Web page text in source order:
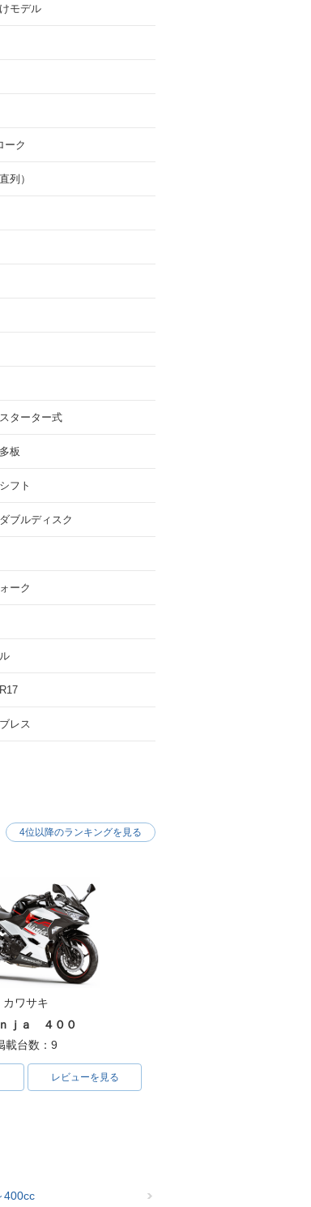
RT Edition・カラーチェ
モデル
ーク
列）
ターター式
板
フト
ブルディスク
ーク
レス
カワサキ
ｊａ ４００
載台数：9
レビューを見る
4位以降のランキングを見る
400cc